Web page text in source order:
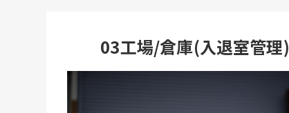
03工場/倉庫(入退室管理)